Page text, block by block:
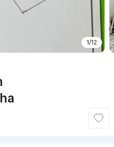
1/12